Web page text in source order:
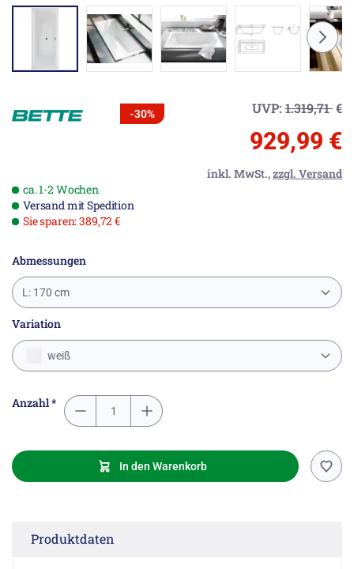
-30% UVP: 1.319,71€
929,99 €
inkl. MwSt.,zzgl. Versand
ca. 1-2 Wochen
Versand mit Spedition
Sie sparen: 389,72 €
Abmessungen
L: 170 cm
Variation
weiß
Anzahl *
In den Warenkorb
Produktdaten